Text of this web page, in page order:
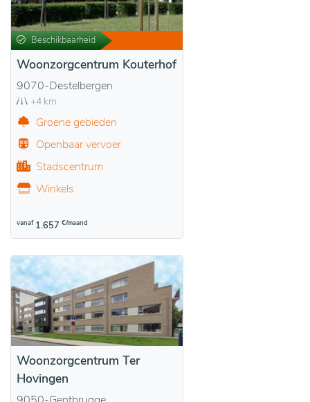
Beschikbaarheid
Woonzorgcentrum Kouterhof
9070-Destelbergen
+4 km
Groene gebieden
Openbaar vervoer
Stadscentrum
Winkels
vanaf 1.657 €/maand
Woonzorgcentrum Ter
Hovingen